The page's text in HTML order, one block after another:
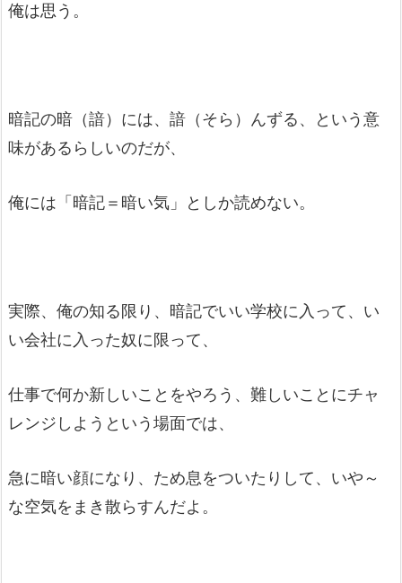
俺は思う。
暗記の暗（諳）には、諳（そら）んずる、という意
味があるらしいのだが、
俺には「暗記＝暗い気」としか読めない。
実際、俺の知る限り、暗記でいい学校に入って、い
い会社に入った奴に限って、
仕事で何か新しいことをやろう、難しいことにチャ
レンジしようという場面では、
急に暗い顔になり、ため息をついたりして、いや～
な空気をまき散らすんだよ。